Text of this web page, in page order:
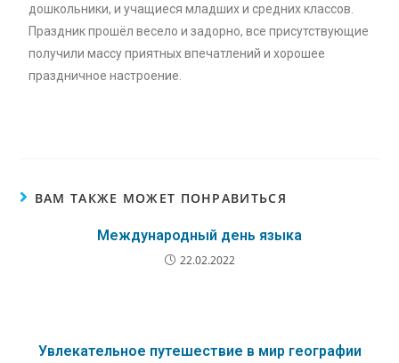
дошкольники, и учащиеся младших и средних классов.
Праздник прошёл весело и задорно, все присутствующие
получили массу приятных впечатлений и хорошее
праздничное настроение.
ВАМ ТАКЖЕ МОЖЕТ ПОНРАВИТЬСЯ
Международный день языка
22.02.2022
Увлекательное путешествие в мир географии